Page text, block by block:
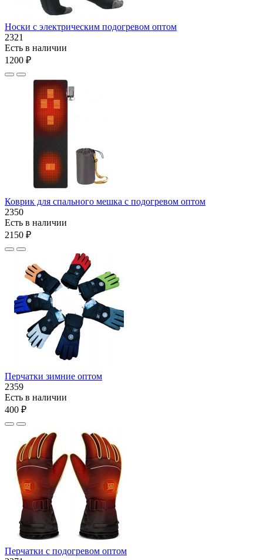
Носки с электрическим подогревом оптом
2321
Есть в наличии
1200 ₽
Коврик для спального мешка с подогревом оптом
2350
Есть в наличии
2150 ₽
Перчатки зимние оптом
2359
Есть в наличии
400 ₽
Перчатки с подогревом оптом